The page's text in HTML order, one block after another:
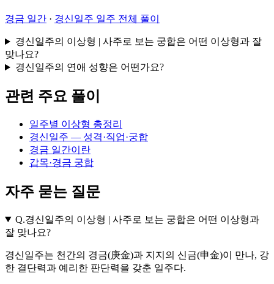
경금 일간 · 경신일주 일주 전체 풀이
경신일주의 이상형 | 사주로 보는 궁합은 어떤 이상형과 잘
맞나요?
경신일주의 연애 성향은 어떤가요?
관련 주요 풀이
일주별 이상형 총정리
경신일주 — 성격·직업·궁합
경금 일간이란
갑목·경금 궁합
자주 묻는 질문
Q.경신일주의 이상형 | 사주로 보는 궁합은 어떤 이상형과
잘 맞나요?
경신일주는 천간의 경금(庚金)과 지지의 신금(申金)이 만나, 강
한 결단력과 예리한 판단력을 갖춘 일주다.